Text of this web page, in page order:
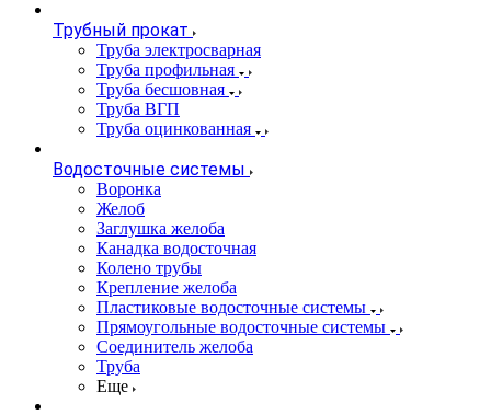
Трубный прокат
Труба электросварная
Труба профильная
Труба бесшовная
Труба ВГП
Труба оцинкованная
Водосточные системы
Воронка
Желоб
Заглушка желоба
Канадка водосточная
Колено трубы
Крепление желоба
Пластиковые водосточные системы
Прямоугольные водосточные системы
Соединитель желоба
Труба
Еще